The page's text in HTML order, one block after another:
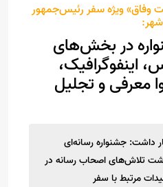
وفاق» ویژه سفر رئیس‌جمهور
در بخش‌های
اینفوگرافیک،
معرفی و تجلیل
جشنواره رسانه‌ای
تلاش‌های اصحاب رسانه در
مرتبط با سفر